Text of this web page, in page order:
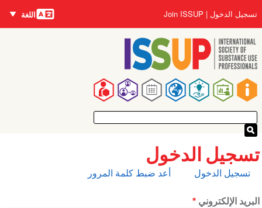
إلى
المحتوى
الرئيسي
Main
navigation
User
account
menu
تسجيل الدخول Join ISSUP اللغات
اللغة
تسجيل الدخول
التبويبات
الأساسية
تسجيل الدخول أعد ضبط كلمة المرور
البريد الإلكتروني